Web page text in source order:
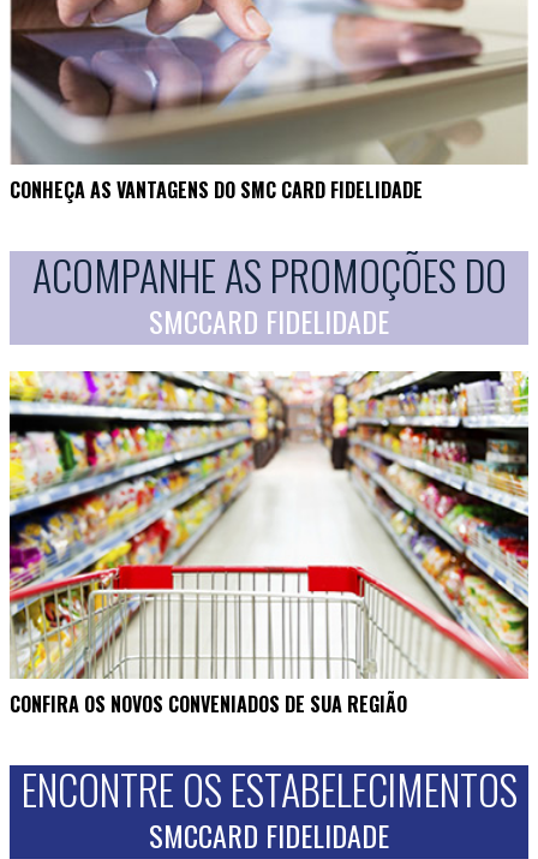
CONHEÇA AS VANTAGENS DO SMC CARD FIDELIDADE
ACOMPANHE AS PROMOÇÕES DO
SMCCARD FIDELIDADE
CONFIRA OS NOVOS CONVENIADOS DE SUA REGIÃO
ENCONTRE OS ESTABELECIMENTOS
SMCCARD FIDELIDADE